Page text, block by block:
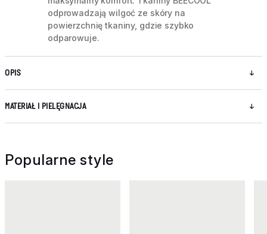
odprowadzają wilgoć ze skóry na
powierzchnię tkaniny, gdzie szybko
odparowuje.
OPIS
MATERIAŁ I PIELĘGNACJA
Popularne style